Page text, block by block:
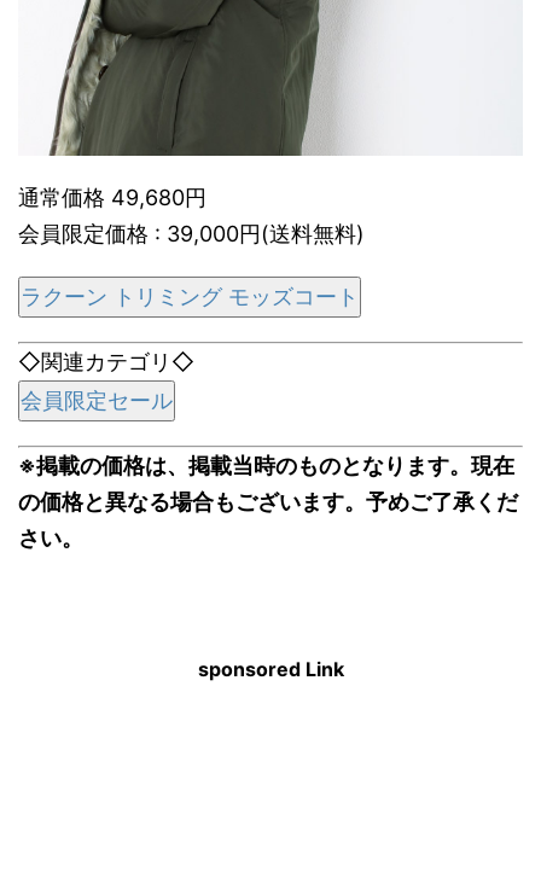
通常価格 49,680円
会員限定価格 : 39,000円(送料無料)
ラクーン トリミング モッズコート
◇関連カテゴリ◇
会員限定セール
※掲載の価格は、掲載当時のものとなります。現在
の価格と異なる場合もございます。予めご了承くだ
さい。
sponsored Link